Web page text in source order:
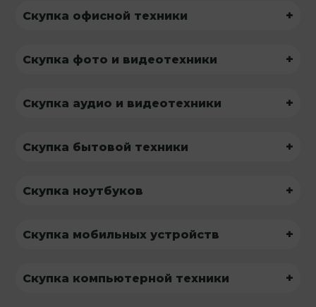
Скупка офисной техники +
Скупка фото и видеотехники +
Скупка аудио и видеотехники +
Скупка бытовой техники +
Скупка ноутбуков +
Скупка мобильных устройств +
Скупка компьютерной техники +